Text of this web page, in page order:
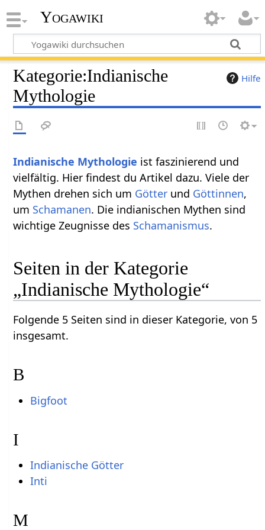
Yogawiki
Hilfe
Kategorie:Indianische
Mythologie
Indianische Mythologie ist faszinierend und
vielfältig. Hier findest du Artikel dazu. Viele der
Mythen drehen sich um Götter und Göttinnen,
um Schamanen. Die indianischen Mythen sind
wichtige Zeugnisse des Schamanismus.
Seiten in der Kategorie
„Indianische Mythologie“
Folgende 5 Seiten sind in dieser Kategorie, von 5
insgesamt.
B
Bigfoot
I
Indianische Götter
Inti
M